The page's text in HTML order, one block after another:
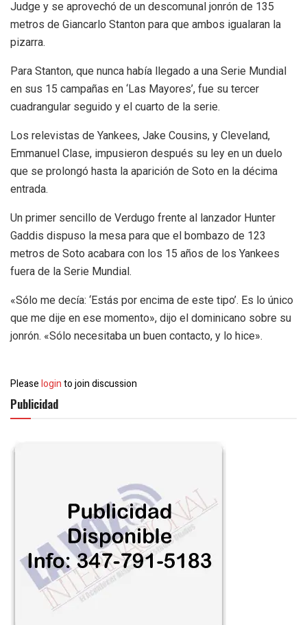
Judge y se aprovechó de un descomunal jonrón de 135
metros de Giancarlo Stanton para que ambos igualaran la
pizarra.
Para Stanton, que nunca había llegado a una Serie Mundial
en sus 15 campañas en ‘Las Mayores’, fue su tercer
cuadrangular seguido y el cuarto de la serie.
Los relevistas de Yankees, Jake Cousins, y Cleveland,
Emmanuel Clase, impusieron después su ley en un duelo
que se prolongó hasta la aparición de Soto en la décima
entrada.
Un primer sencillo de Verdugo frente al lanzador Hunter
Gaddis dispuso la mesa para que el bombazo de 123
metros de Soto acabara con los 15 años de los Yankees
fuera de la Serie Mundial.
«Sólo me decía: ‘Estás por encima de este tipo’. Es lo único
que me dije en ese momento», dijo el dominicano sobre su
jonrón. «Sólo necesitaba un buen contacto, y lo hice».
Pleaseloginto join discussion
Publicidad